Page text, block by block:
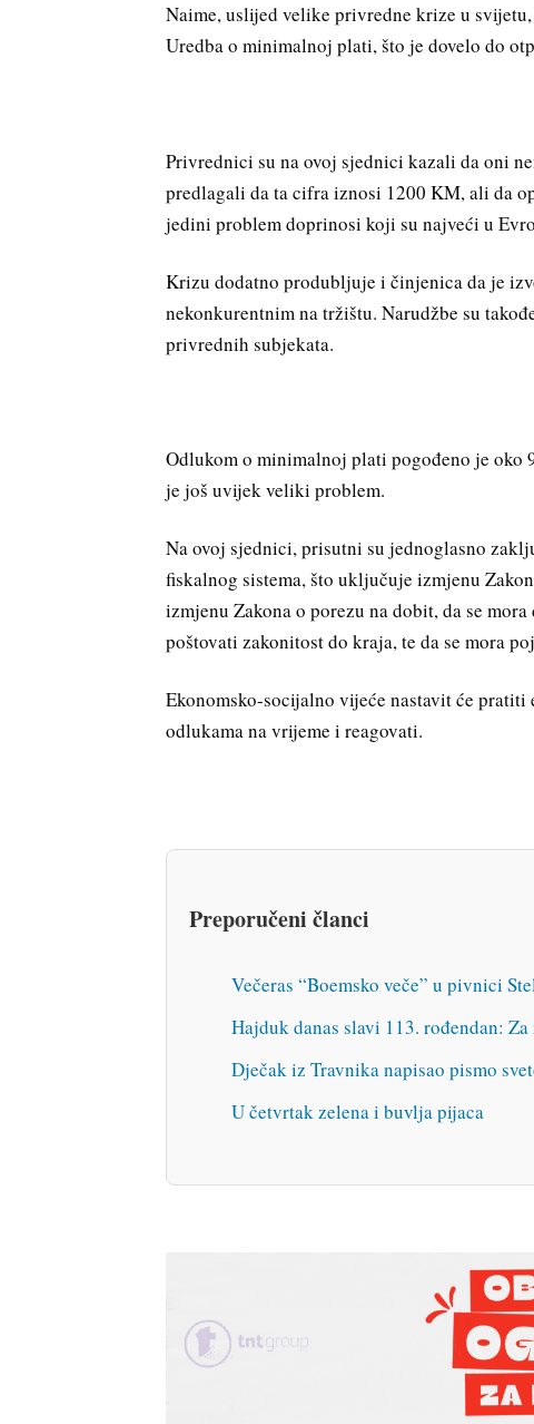
Naime, uslijed velike privredne krize u
Uredba o minimalnoj plati, što je dovelo do
Privrednici su na ovoj sjednici kazali da oni
predlagali da ta cifra iznosi 1200 KM, ali da
jedini problem doprinosi koji su najveći u
Krizu dodatno produbljuje i činjenica da je
nekonkurentnim na tržištu. Narudžbe su
privrednih subjekata.
Odlukom o minimalnoj plati pogođeno je oko
je još uvijek veliki problem.
Na ovoj sjednici, prisutni su jednoglasno
fiskalnog sistema, što uključuje izmjenu
izmjenu Zakona o porezu na dobit, da se
poštovati zakonitost do kraja, te da se mora
Ekonomsko-socijalno vijeće nastavit će
odlukama na vrijeme i reagovati.
Preporučeni članci
Večeras “Boemsko veče” u pivnici
Hajduk danas slavi 113. rođendan:
Dječak iz Travnika napisao pismo
U četvrtak zelena i buvlja pijaca